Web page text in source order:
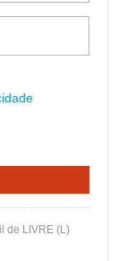
de LIVRE (L)